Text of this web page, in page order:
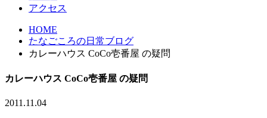
アクセス
HOME
たなごころの日常ブログ
カレーハウス CoCo壱番屋 の疑問
カレーハウス CoCo壱番屋 の疑問
2011.11.04